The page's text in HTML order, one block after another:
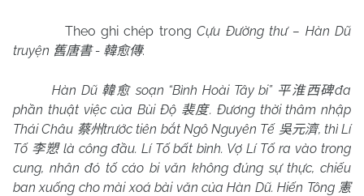
Theo ghi chép trongCựu Đường thư – Hàn Dũ
truyện 舊唐書- 韓愈傳:
Hàn Dũ 韓愈soạn “Bình Hoài Tây bi” 平淮西碑đa
phần thuật việc của Bùi Độ 裴度. Đương thời thâm nhập
Thái Châu 蔡州trước tiên bắt Ngô Nguyên Tế 吳元濟, thì Lí
Tố 李愬là công đầu. Lí Tố bất bình. Vợ Lí Tố ra vào trong
cung, nhân đó tố cáo bi văn không đúng sự thực, chiếu
ban xuống cho mài xoá bài văn của Hàn Dũ. Hiến Tông 憲